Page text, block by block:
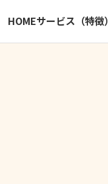
HOMEサービス（特徴）